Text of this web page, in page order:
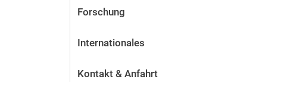
Forschung
Internationales
Kontakt & Anfahrt